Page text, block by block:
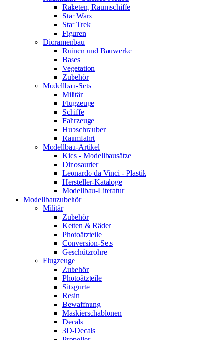
Raketen, Raumschiffe
Star Wars
Star Trek
Figuren
Dioramenbau
Ruinen und Bauwerke
Bases
Vegetation
Zubehör
Modellbau-Sets
Militär
Flugzeuge
Schiffe
Fahrzeuge
Hubschrauber
Raumfahrt
Modellbau-Artikel
Kids - Modellbausätze
Dinosaurier
Leonardo da Vinci - Plastik
Hersteller-Kataloge
Modellbau-Literatur
Modellbauzubehör
Militär
Zubehör
Ketten & Räder
Photoätzteile
Conversion-Sets
Geschützrohre
Flugzeuge
Zubehör
Photoätzteile
Sitzgurte
Resin
Bewaffnung
Maskierschablonen
Decals
3D-Decals